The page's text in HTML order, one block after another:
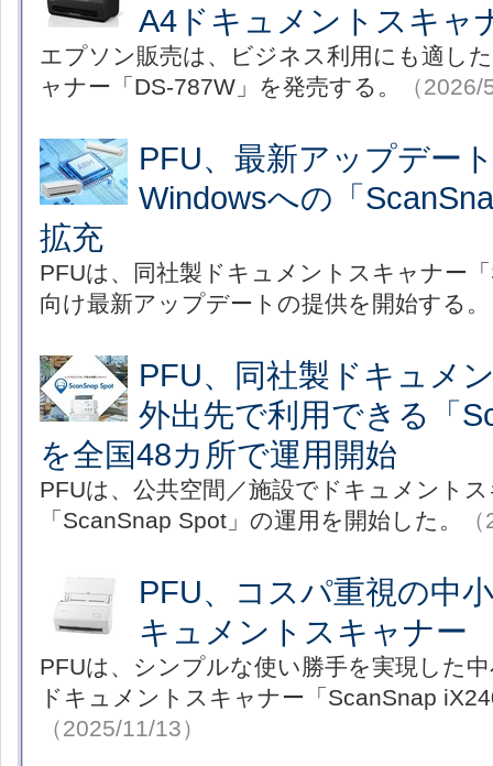
A4ドキュメントスキャ
エプソン販売は、ビジネス利用にも適し
ャナー「DS-787W」を発売する。
（
PFU、最新アップデー
Windowsへの「
拡充
PFUは、同社製ドキュメントスキャナー
向け最新アップデートの提供を開始する。
PFU、同社製ドキュメ
外出先で利用できる「
を全国48カ所で運用開始
PFUは、公共空間／施設でドキュメント
「ScanSnap Spot」の運用を開始した。
PFU、コスパ重視の中
キュメントスキャナー
PFUは、シンプルな使い勝手を実現した
ドキュメントスキャナー「ScanSnap
（2025/11/13）